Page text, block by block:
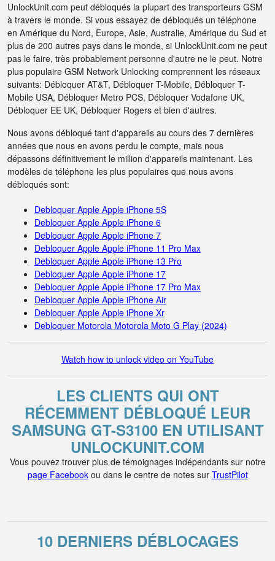
UnlockUnit.com peut débloqués la plupart des transporteurs GSM
à travers le monde. Si vous essayez de débloqués un téléphone
en Amérique du Nord, Europe, Asie, Australie, Amérique du Sud et
plus de 200 autres pays dans le monde, si UnlockUnit.com ne peut
pas le faire, très probablement personne d'autre ne le peut. Notre
plus populaire GSM Network Unlocking comprennent les réseaux
suivants: Débloquer AT&T, Débloquer T-Mobile, Débloquer T-
Mobile USA, Débloquer Metro PCS, Débloquer Vodafone UK,
Débloquer EE UK, Débloquer Rogers et bien d'autres.
Nous avons débloqué tant d'appareils au cours des 7 dernières
années que nous en avons perdu le compte, mais nous
dépassons définitivement le million d'appareils maintenant. Les
modèles de téléphone les plus populaires que nous avons
débloqués sont:
Debloquer Apple Apple iPhone 5S
Debloquer Apple Apple iPhone 6
Debloquer Apple Apple iPhone 7
Debloquer Apple Apple iPhone 11 Pro Max
Debloquer Apple Apple iPhone 13 Pro
Debloquer Apple Apple iPhone 17
Debloquer Apple Apple iPhone 17 Pro Max
Debloquer Apple Apple iPhone Air
Debloquer Apple Apple iPhone Xr
Debloquer Motorola Motorola Moto G Play (2024)
Watch how to unlock video on YouTube
LES CLIENTS QUI ONT
RÉCEMMENT DÉBLOQUÉ LEUR
SAMSUNG GT-S3100 EN UTILISANT
UNLOCKUNIT.COM
Vous pouvez trouver plus de témoignages indépendants sur notre
page Facebookou dans le centre de notes sur TrustPilot
10 DERNIERS DÉBLOCAGES